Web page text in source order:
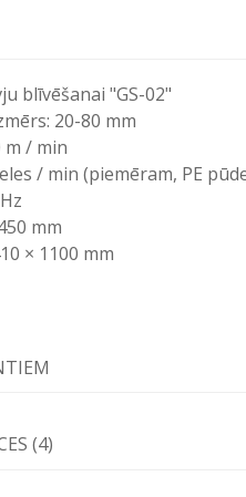
blīvēšanai "GS-02"
20-80 mm
m / min
/ min (piemēram, PE
mm
× 1100 mm
(4)